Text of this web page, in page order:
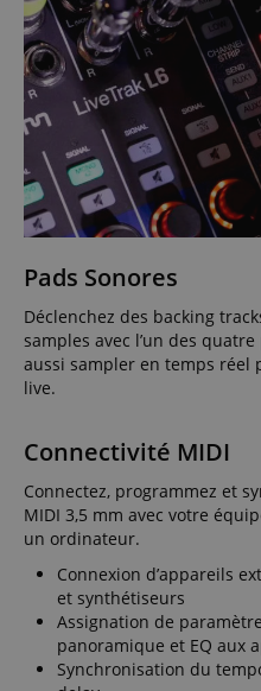
Pads Sonores
Déclenchez des backing
samples avec l’un des
aussi sampler en temps réel
live.
Connectivité MIDI
Connectez, programmez et
MIDI 3,5 mm avec votre
un ordinateur.
Connexion d’appareils
et synthétiseurs
Assignation de
panoramique et EQ aux
Synchronisation du